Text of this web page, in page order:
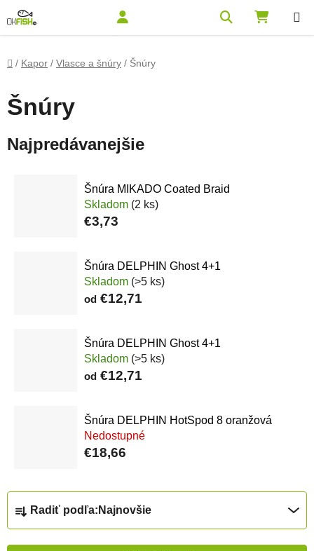
Domov
/ Kapor / Vlasce a šnúry / Šnúry
Šnúry
Najpredávanejšie
Šnúra MIKADO Coated Braid
Skladom (2 ks)
€3,73
Šnúra DELPHIN Ghost 4+1
Skladom (>5 ks)
od €12,71
Šnúra DELPHIN Ghost 4+1
Skladom (>5 ks)
od €12,71
Šnúra DELPHIN HotSpod 8 oranžová
Nedostupné
€18,66
Radenie produktov
Radiť podľa: Najnovšie